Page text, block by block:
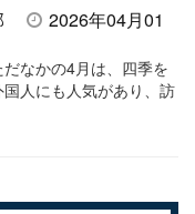
2026年04月01
なかの4月は、四季を
人にも人気があり、訪